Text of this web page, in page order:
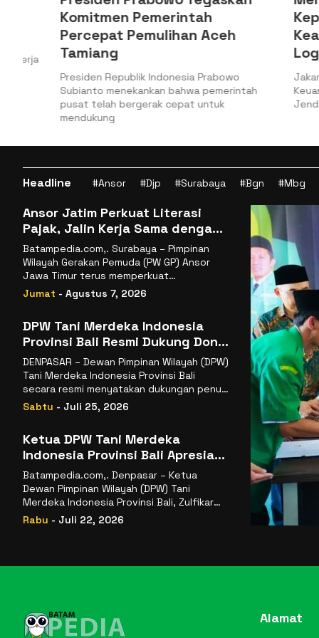
Komitmen Pemerintah
Percepat Pemulihan Aceh
Tamiang
Presiden Republik Indonesia Prabowo
Subianto menekankan bahwa pemerintah
pusat telah bergerak cepat untuk
mendukung
Logistik
Jakarta,
Keuangan
Jenderal
Headline #Ansor #Djp #Surabaya #Bgn #Mbg
Ansor Jatim Perkuat Literasi
Pajak, Jalin Kerja Sama dengan
DJP se-Jatim
Batampedia.com,. Surabaya – Pimpinan
Wilayah Gerakan Pemuda (PW GP) Ansor
Jawa Timur terus memperkuat
komitmennya dalam membangun
kemandirian ekonomi
Jumat - Agustus 7, 2026
DPW Tani Merdeka Indonesia
Provinsi Bali Resmi Dukung Don
Muzakir Mengisi Jabatan Wakil
Menteri Pertanian RI
DENPASAR – Dewan Pimpinan Wilayah (DPW)
Tani Merdeka Indonesia Provinsi Bali
secara resmi menyatakan dukungan penuh
kepada Ketua Umum
Sabtu - Juli 25, 2026
Ketua DPW Tani Merdeka
Indonesia Provinsi Bali Apresiasi
Penunjukan Dr. Sudaryono
sebagai Kepala Badan Gizi
Nasional
Batampedia.com,. Denpasar – Ketua
Dewan Pimpinan Wilayah (DPW) Tani
Merdeka Indonesia Provinsi Bali, Zulfikar
Wijaya, S.E., menyampaikan ucapan
Rabu - Juli 22, 2026
Alamat